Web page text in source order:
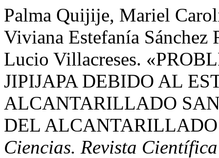
Palma Quijije, Mariel
Viviana Estefanía
Lucio Villacreses.
JIPIJAPA DEBIDO AL
ALCANTARILLADO
DEL
Ciencias. Revista